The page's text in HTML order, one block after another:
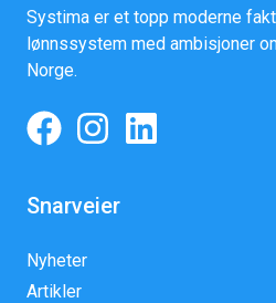
Systima er et topp moderne
lønnssystem med ambisjoner
Norge.
Snarveier
Nyheter
Artikler